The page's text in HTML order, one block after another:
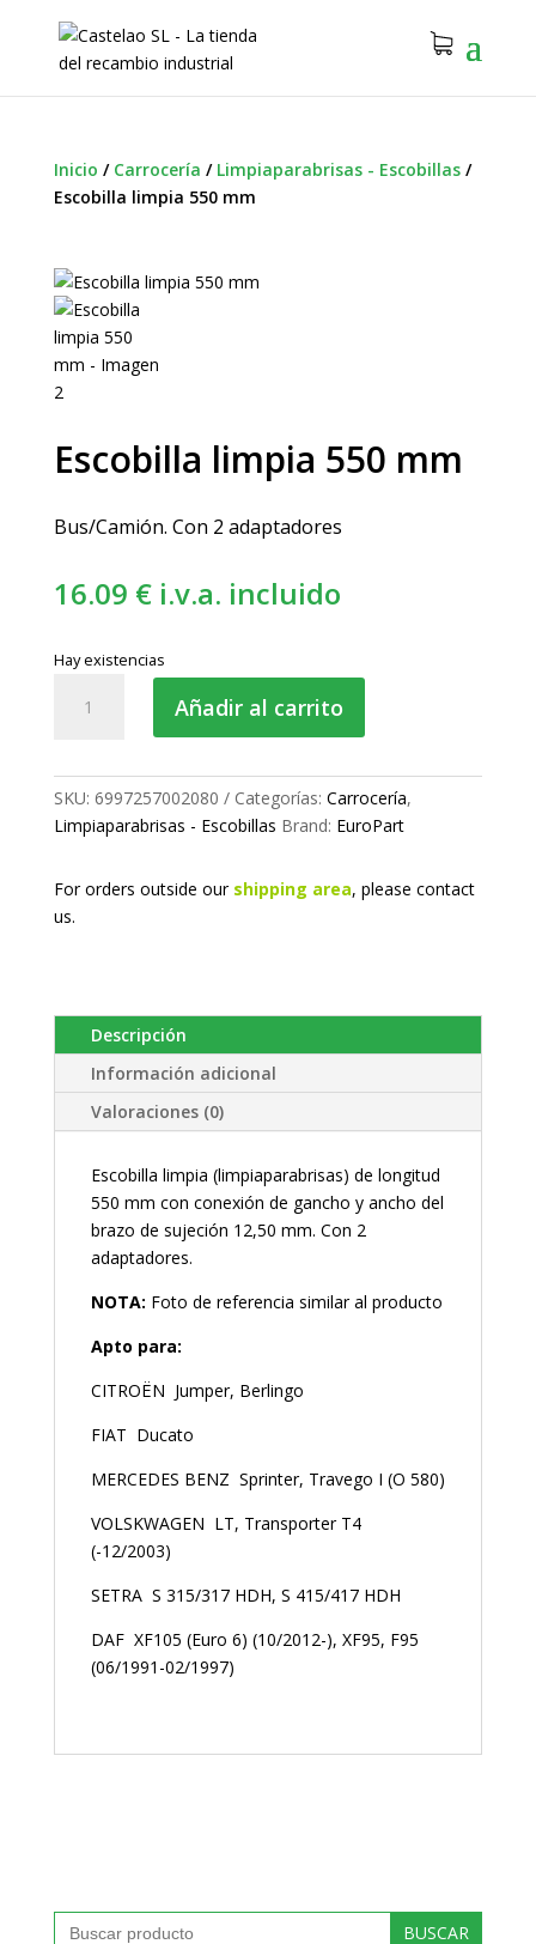
Inicio / Carrocería / Limpiaparabrisas - Escobillas/
Escobilla limpia 550 mm
Escobilla limpia 550 mm
Bus/Camión. Con 2 adaptadores
16.09 € i.v.a. incluido
Hay existencias
limpia
cantidad
Añadir al carrito
SKU: 6997257002080 Categorías: Carrocería,
Limpiaparabrisas - Escobillas Brand: EuroPart
For orders outside our shipping area, please contact
us.
Descripción
Información adicional
Valoraciones (0)
Escobilla limpia (limpiaparabrisas) de longitud
550 mm con conexión de gancho y ancho del
brazo de sujeción 12,50 mm. Con 2
adaptadores.
NOTA: Foto de referencia similar al producto
Apto para:
CITROËN Jumper, Berlingo
FIAT Ducato
MERCEDES BENZ Sprinter, Travego I (O 580)
VOLSKWAGEN LT, Transporter T4
(-12/2003)
SETRA S 315/317 HDH, S 415/417 HDH
DAF XF105 (Euro 6) (10/2012-), XF95, F95
(06/1991-02/1997)
Buscar: